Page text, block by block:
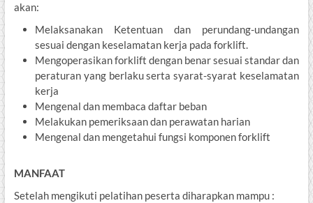
akan:
Melaksanakan Ketentuan dan perundang-undangan
sesuai dengan keselamatan kerja pada forklift.
Mengoperasikan forklift dengan benar sesuai standar dan
peraturan yang berlaku serta syarat-syarat keselamatan
kerja
Mengenal dan membaca daftar beban
Melakukan pemeriksaan dan perawatan harian
Mengenal dan mengetahui fungsi komponen forklift
MANFAAT
Setelah mengikuti pelatihan peserta diharapkan mampu :